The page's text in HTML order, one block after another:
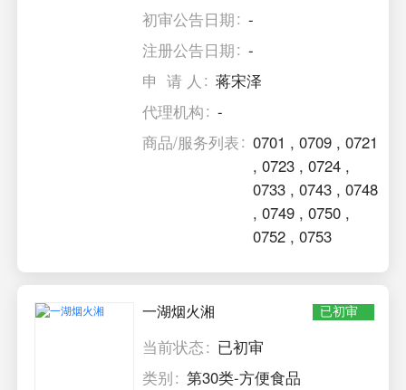
初审公告日期
-
注册公告日期
-
申 请 人
蒋宋泽
代理机构
-
商品/服务列表
0701 ,0709 ,0721
,0723 ,0724 ,
0733 ,0743 ,0748
,0749 ,0750 ,
0752 ,0753
一湖烟火湘 已初审
当前状态
已初审
类别
第30类-方便食品